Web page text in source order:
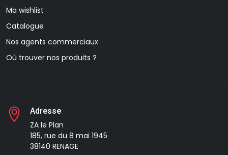
Ma wishlist
Catalogue
Nos agents commerciaux
Où trouver nos produits ?
Adresse
ZA le Plan
185, rue du 8 mai 1945
38140 RENAGE